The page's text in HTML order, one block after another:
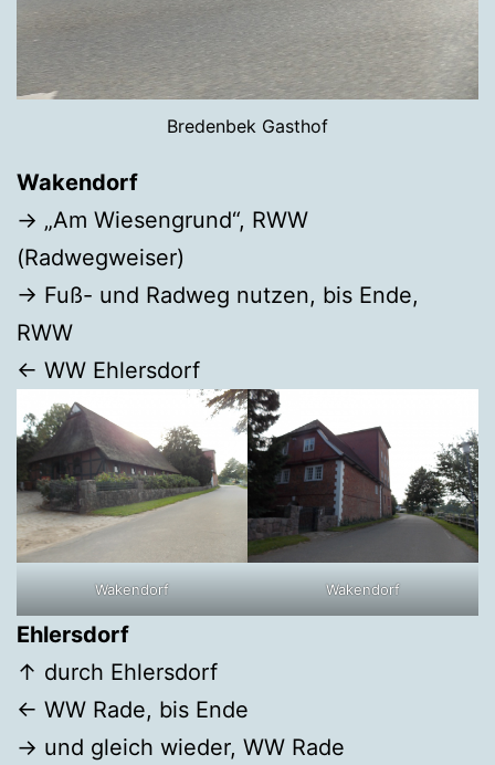
Bredenbek Gasthof
Wakendorf
→ „Am Wiesengrund“, RWW
(Radwegweiser)
→ Fuß- und Radweg nutzen, bis Ende,
RWW
← WW Ehlersdorf
Wakendorf Wakendorf
Ehlersdorf
↑ durch Ehlersdorf
← WW Rade, bis Ende
→ und gleich wieder, WW Rade